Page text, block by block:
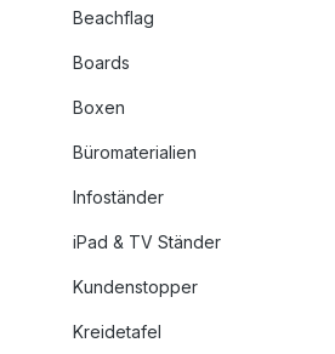
Beachflag
Boards
Boxen
Büromaterialien
Infoständer
iPad & TV Ständer
Kundenstopper
Kreidetafel